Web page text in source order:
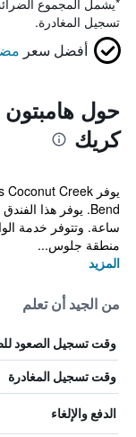
*يشمل المجموع
تسجيل المغادرة.
أفضل سعر
حول
كريك
ساعة. وتتوفر خدمة
منطقة جلوس...
المزيد
من الجيد أن تعلم
وقت تسجيل الصعود
وقت تسجيل المغادرة
الدفع والإلغاء